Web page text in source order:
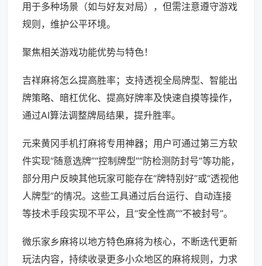
用于多种场景（如与好友对局），但需注意遵守游戏
规则，维护公平环境。
聚焦相关游戏功能优势与特色！
吉祥麻将怎么提高胜率；支持透视全局牌型、智能出
牌策略、暗杠优化、提高好牌率及快速自摸等操作，
通过AI算法调整牌局结果，提升胜率。
元来黄冈手机打麻将专用神器；用户可通过第三方软
件实现“随意选牌”“控制牌型”“防检测防封号”等功能，
部分用户反映其他玩家可能存在“牌特别好”或“透视他
人牌型”的情况。这些工具通过后台运行、自动连接
等技术手段实现不平公，且“安全性高”“不被封号”。
微乐家乡麻将以地方特色麻将为核心，不断迭代更新
玩法内容，持续收录更多小众地区的麻将规则，力求